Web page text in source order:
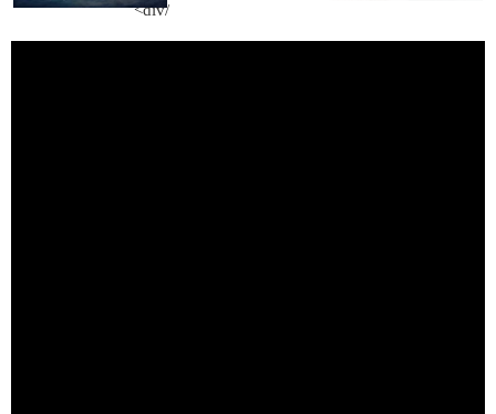
/div>